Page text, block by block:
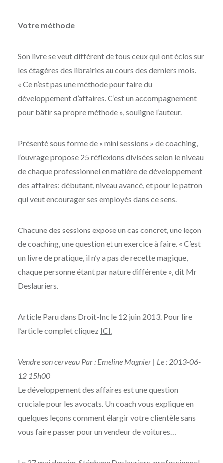
Votre méthode
Son livre se veut différent de tous ceux qui ont éclos sur
les étagères des librairies au cours des derniers mois.
« Ce n’est pas une méthode pour faire du
développement d’affaires. C’est un accompagnement
pour bâtir sa propre méthode », souligne l’auteur.
Présenté sous forme de « mini sessions » de coaching,
l’ouvrage propose 25 réflexions divisées selon le niveau
de chaque professionnel en matière de développement
des affaires: débutant, niveau avancé, et pour le patron
qui veut encourager ses employés dans ce sens.
Chacune des sessions expose un cas concret, une leçon
de coaching, une question et un exercice à faire. « C’est
un livre de pratique, il n’y a pas de recette magique,
chaque personne étant par nature différente », dit Mr
Deslauriers.
Article Paru dans Droit-Inc le 12 juin 2013. Pour lire
l’article complet cliquez ICI.
Vendre son cerveau Par : Emeline Magnier | Le : 2013-06-
12 15h00
Le développement des affaires est une question
cruciale pour les avocats. Un coach vous explique en
quelques leçons comment élargir votre clientèle sans
vous faire passer pour un vendeur de voitures…